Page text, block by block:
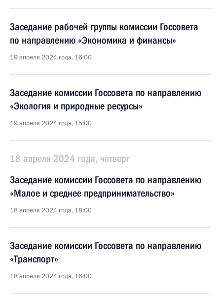
Заседание рабочей группы комиссии Госсовета
по направлению «Экономика и финансы»
19 апреля 2024 года, 16:00
Заседание комиссии Госсовета по направлению
«Экология и природные ресурсы»
19 апреля 2024 года, 15:00
18 апреля 2024 года, четверг
Заседание комиссии Госсовета по направлению
«Малое и среднее предпринимательство»
18 апреля 2024 года, 18:00
Заседание комиссии Госсовета по направлению
«Транспорт»
18 апреля 2024 года, 16:00